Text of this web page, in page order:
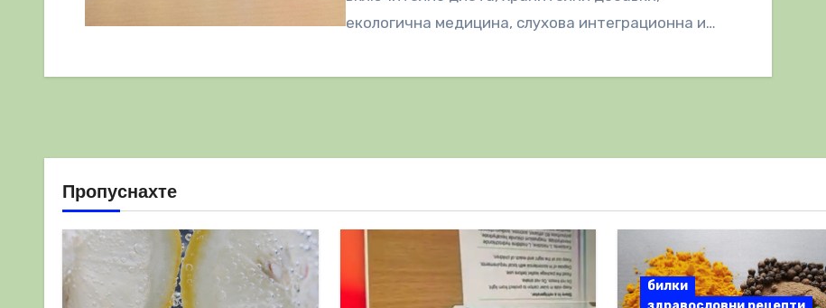
екологична медицина, слухова интеграционна и
Пропуснахте
билки